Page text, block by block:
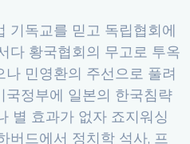
기독교를 믿고 독립협회에
다 황국협회의 무고로 투옥
민영환의 주선으로 풀려
정부에 일본의 한국침략
별 효과가 없자 죠지워싱
버드에서 정치학 석사, 프